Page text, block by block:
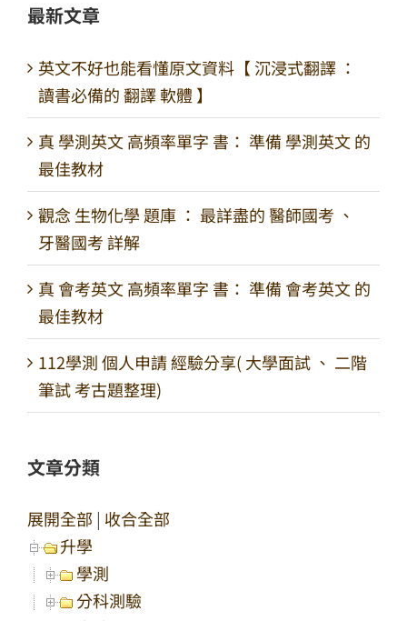
最新文章
英文不好也能看懂原文資料【 沉浸式翻譯 ：
讀書必備的 翻譯 軟體 】
真 學測英文 高頻率單字 書： 準備 學測英文 的
最佳教材
觀念 生物化學 題庫 ： 最詳盡的 醫師國考 、
牙醫國考 詳解
真 會考英文 高頻率單字 書： 準備 會考英文 的
最佳教材
112學測 個人申請 經驗分享( 大學面試 、 二階
筆試 考古題整理)
文章分類
展開全部 | 收合全部
升學
學測
分科測驗